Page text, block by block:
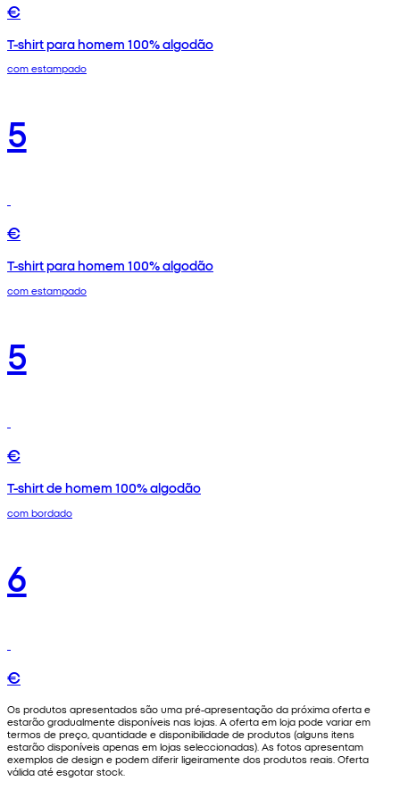
€
T-shirt para homem 100% algodão
com estampado
5
€
T-shirt para homem 100% algodão
com estampado
5
€
T-shirt de homem 100% algodão
com bordado
6
€
Os produtos apresentados são uma pré-apresentação da próxima oferta e
estarão gradualmente disponíveis nas lojas. A oferta em loja pode variar em
termos de preço, quantidade e disponibilidade de produtos (alguns itens
estarão disponíveis apenas em lojas seleccionadas). As fotos apresentam
exemplos de design e podem diferir ligeiramente dos produtos reais. Oferta
válida até esgotar stock.